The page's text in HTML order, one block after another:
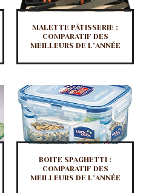
MALETTE PÂTISSERIE :
COMPARATIF DES
MEILLEURS DE L’ANNÉE
BOITE SPAGHETTI :
COMPARATIF DES
MEILLEURS DE L’ANNÉE